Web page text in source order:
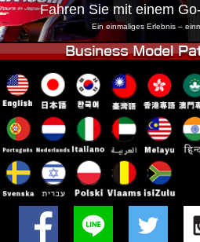
Fahren Sie mit einem
Ein einmaliges Erlebnis –